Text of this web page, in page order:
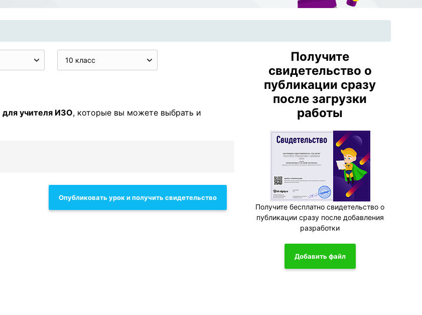
10 класс
для учителя ИЗО, которые вы можете выбрать и
Опубликовать урок и получить свидетельство
Получите
свидетельство о
публикации сразу
после загрузки
работы
Получите бесплатно свидетельство о
публикации сразу после добавления
разработки
Добавить файл